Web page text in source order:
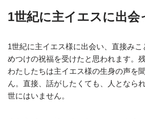
1世紀に主イエスに出会
1世紀に主イエス様に出会い、直接み
めつけの祝福を受けたと思われます。
わたしたちは主イエス様の生身の声を
ん。直接、話がしたくても、人となら
世にはいません。